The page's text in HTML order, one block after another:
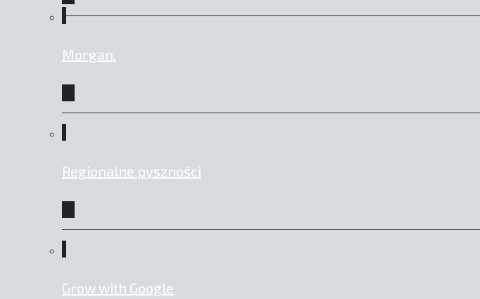
Morgan.
Regionalne pyszności
Grow with Google